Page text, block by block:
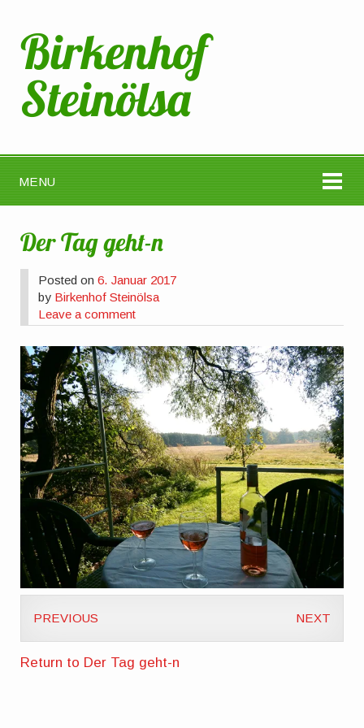
Birkenhof
Steinölsa
MENU
Der Tag geht-n
Posted on6. Januar 2017
by Birkenhof Steinölsa
Leave a comment
PREVIOUS NEXT
Return to Der Tag geht-n